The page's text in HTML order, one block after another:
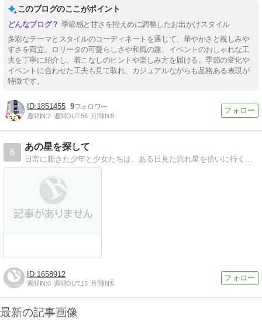
このブログのここがポイント
季節感と甘さを控えめに調整したお出かけスタイル
多彩なテーマとスタイルのコーディネートを通じて、華やかさと親しみや
すさを両立。ロリータの可愛らしさや和風の趣、イベントのおしゃれな工
夫を丁寧に紹介し、着こなしのヒントや楽しみ方を届ける。季節の変化や
イベントに合わせた工夫も見て取れ、カジュアルながらも品格ある表現が
特徴です。
1851455 9
週間IN:2 週間OUT:56 月間IN:8
6
あの星を探して
日常に厭きた少年と少女たちは、ある日見た流れ星を拾いに行くことにしました。流れ星は、何処に？トランクに荷物を詰め込んで、彼らの非日常が始まります。
1658912
週間IN:0 週間OUT:15 月間IN:5
最新の記事画像